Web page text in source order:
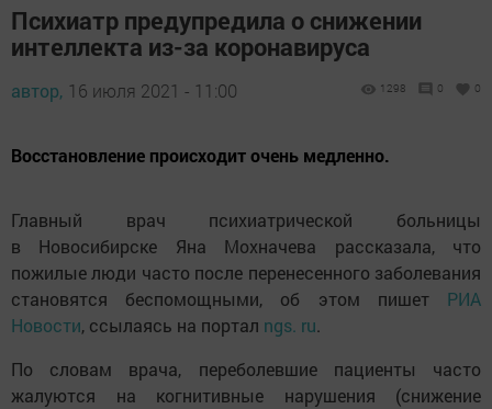
Психиатр предупредила о снижении
интеллекта из-за коронавируса
автор, 16 июля 2021 - 11:00 1298 0 0
Восстановление происходит очень медленно.
Главный врач психиатрической больницы
в Новосибирске Яна Мохначева рассказала, что
пожилые люди часто после перенесенного заболевания
становятся беспомощными, об этом пишет РИА
Новости, ссылаясь на портал ngs. ru.
По словам врача, переболевшие пациенты часто
жалуются на когнитивные нарушения (снижение